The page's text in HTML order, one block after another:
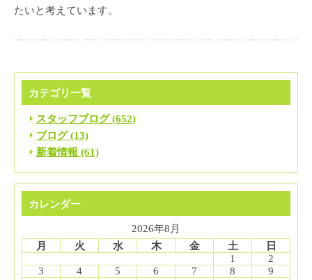
たいと考えています。
カテゴリ一覧
スタッフブログ (652)
ブログ (13)
新着情報 (61)
カレンダー
2026年8月
月
火 水 木 金 土
日
1
2
3
4 5 6 7 8
9